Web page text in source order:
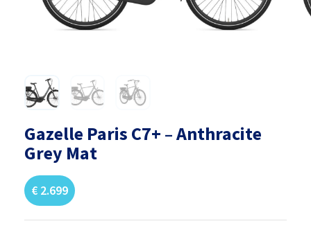
Gazelle Paris C7+ – Anthracite
Grey Mat
€ 2.699